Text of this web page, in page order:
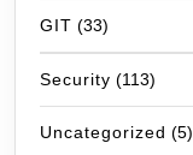
GIT (33)
Security (113)
Uncategorized (5)